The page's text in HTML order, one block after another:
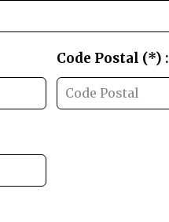
Code Postal (*) :